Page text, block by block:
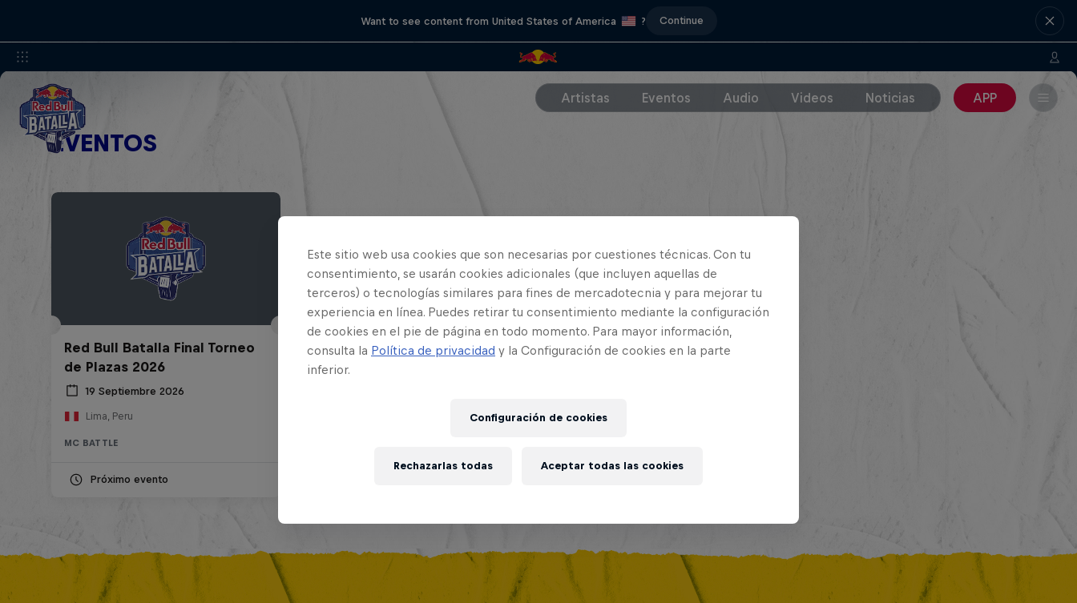
Want to see content from United States of America ? Continue
Artistas Eventos Audio Videos Noticias APP
EVENTOS
Red Bull Batalla Final Torneo
de Plazas 2026
19 Septiembre 2026
Lima, Peru
MC BATTLE
Próximo evento
Este sitio web usa cookies que son necesarias por cuestiones técnicas. Con tu
consentimiento, se usarán cookies adicionales (que incluyen aquellas de
terceros) o tecnologías similares para fines de mercadotecnia y para mejorar tu
experiencia en línea. Puedes retirar tu consentimiento mediante la configuración
de cookies en el pie de página en todo momento. Para mayor información,
consulta la Política de privacidad y la Configuración de cookies en la parte
inferior.
Configuración de cookies
Rechazarlas todas Aceptar todas las cookies